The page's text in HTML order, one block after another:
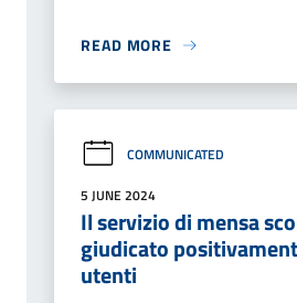
READ MORE
COMMUNICATED
5 JUNE 2024
Il servizio di mensa
giudicato
utenti